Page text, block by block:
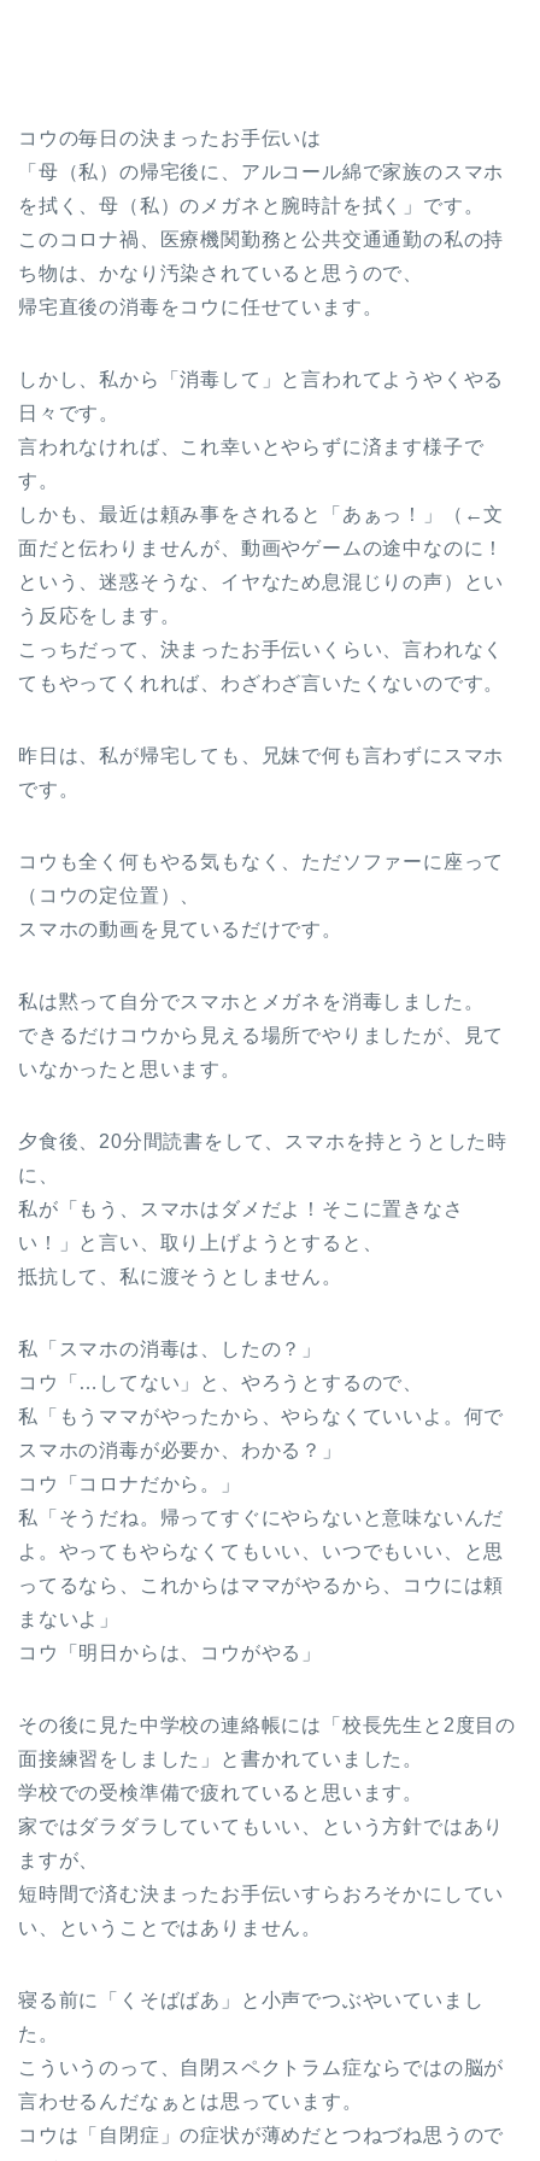
コウの毎日の決まったお手伝いは
「母（私）の帰宅後に、アルコール綿で家族のスマホ
を拭く、母（私）のメガネと腕時計を拭く」です。
このコロナ禍、医療機関勤務と公共交通通勤の私の持
ち物は、かなり汚染されていると思うので、
帰宅直後の消毒をコウに任せています。
しかし、私から「消毒して」と言われてようやくやる
日々です。
言われなければ、これ幸いとやらずに済ます様子で
す。
しかも、最近は頼み事をされると「あぁっ！」（←文
面だと伝わりませんが、動画やゲームの途中なのに！
という、迷惑そうな、イヤなため息混じりの声）とい
う反応をします。
こっちだって、決まったお手伝いくらい、言われなく
てもやってくれれば、わざわざ言いたくないのです。
昨日は、私が帰宅しても、兄妹で何も言わずにスマホ
です。
コウも全く何もやる気もなく、ただソファーに座って
（コウの定位置）、
スマホの動画を見ているだけです。
私は黙って自分でスマホとメガネを消毒しました。
できるだけコウから見える場所でやりましたが、見て
いなかったと思います。
夕食後、20分間読書をして、スマホを持とうとした時
に、
私が「もう、スマホはダメだよ！そこに置きなさ
い！」と言い、取り上げようとすると、
抵抗して、私に渡そうとしません。
私「スマホの消毒は、したの？」
コウ「…してない」と、やろうとするので、
私「もうママがやったから、やらなくていいよ。何で
スマホの消毒が必要か、わかる？」
コウ「コロナだから。」
私「そうだね。帰ってすぐにやらないと意味ないんだ
よ。やってもやらなくてもいい、いつでもいい、と思
ってるなら、これからはママがやるから、コウには頼
まないよ」
コウ「明日からは、コウがやる」
その後に見た中学校の連絡帳には「校長先生と2度目の
面接練習をしました」と書かれていました。
学校での受検準備で疲れていると思います。
家ではダラダラしていてもいい、という方針ではあり
ますが、
短時間で済む決まったお手伝いすらおろそかにしてい
い、ということではありません。
寝る前に「くそばばあ」と小声でつぶやいていまし
た。
こういうのって、自閉スペクトラム症ならではの脳が
言わせるんだなぁとは思っています。
コウは「自閉症」の症状が薄めだとつねづね思うので